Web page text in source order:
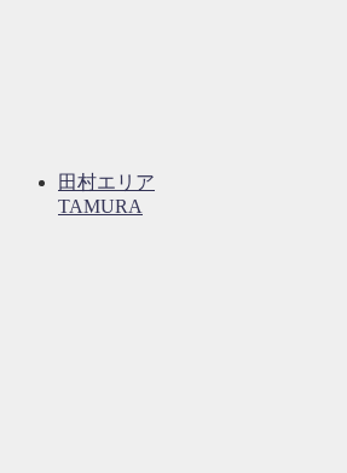
田村エリア
TAMURA